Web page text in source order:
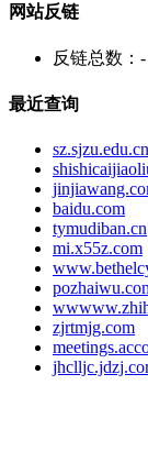
网站反链
反链总数： -
最近查询
sz.sjzu.edu.cn
baidu.com
tymudiban.cn
mi.x55z.com
zjrtmjg.com